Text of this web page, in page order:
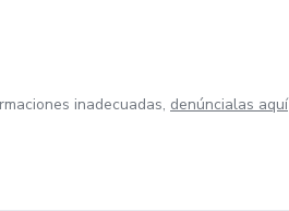
inadecuadas, denúncialas aquí